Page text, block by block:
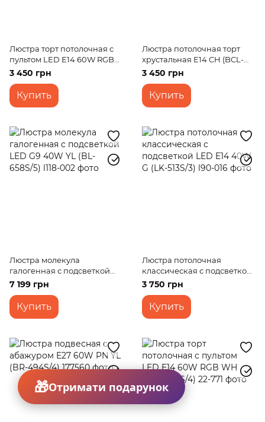
Люстра торт потолочная с
пультом LED E14 60W RGB
WH (BCL-651S/5)
3 450 грн
Купить
Люстра потолочная торт
хрустальная E14 CH (BCL-
454C/3)
3 450 грн
Купить
Люстра молекула
галогенная с подсветкой
LED G9 40W YL (BL-658S/5)
7 199 грн
Купить
Люстра потолочная
классическая с подсветкой
LED E14 40W G (LK-513S/3)
3 750 грн
Купить
Отримати подарунок